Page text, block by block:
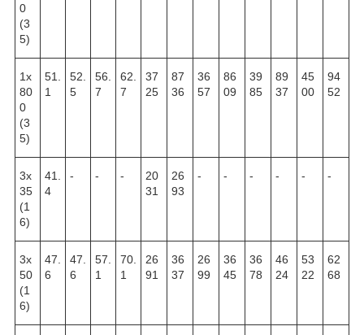
0
(3
5)
1х
80
0
(3
5)
51.
1
52.
5
56.
7
62.
7
37
25
87
36
36
57
86
09
39
85
89
37
45
00
94
52
3х
35
(1
6)
41.
4
- - -
20
31
26
93
- - - - - -
3х
50
(1
6)
47.
6
47.
6
57.
1
70.
1
26
91
36
37
26
99
36
45
36
78
46
24
53
22
62
68